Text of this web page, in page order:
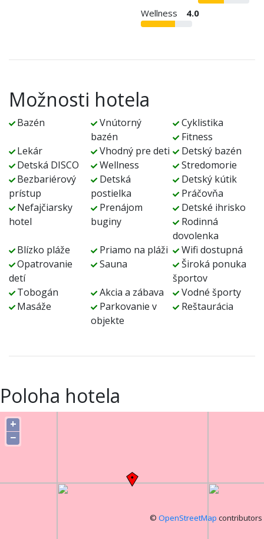
Wellness
4.0
Možnosti hotela
Bazén
Vnútorný
bazén
Cyklistika
Fitness
Lekár
Vhodný pre deti
Detský bazén
Detská DISCO
Wellness
Stredomorie
Bezbariérový
prístup
Detská
postielka
Detský kútik
Práčovňa
Nefajčiarsky
hotel
Prenájom
buginy
Detské ihrisko
Rodinná
dovolenka
Blízko pláže
Priamo na pláži
Wifi dostupná
Opatrovanie
detí
Sauna
Široká ponuka
športov
Tobogán
Akcia a zábava
Vodné športy
Masáže
Parkovanie v
objekte
Reštaurácia
Poloha hotela
+
−
© OpenStreetMap contributors